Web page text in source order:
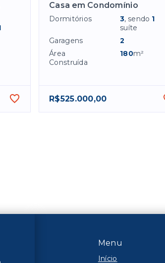
Casa em Condomínio
Dormitórios 3, sendo 1
suíte
Garagens
2
Área
Construída
180m²
R$525.000,00
Menu
Início